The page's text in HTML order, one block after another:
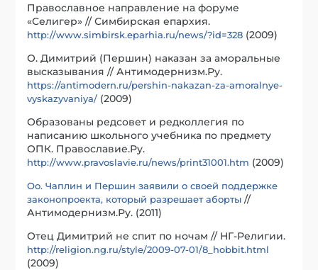
Православное направление на форуме
«Селигер» // Симбирская епархия.
http://www.simbirsk.eparhia.ru/news/?id=328 (2009)
О. Димитрий (Першин) наказан за аморальные
высказывания // Антимодернизм.Ру.
https://antimodern.ru/pershin-nakazan-za-amoralnye-
vyskazyvaniya/ (2009)
Образованы редсовет и редколлегия по
написанию школьного учебника по предмету
ОПК. Православие.Ру.
http://www.pravoslavie.ru/news/print31001.htm (2009)
Оо. Чаплин и Першин заявили о своей поддержке
законопроекта, который разрешает аборты //
Антимодернизм.Ру. (2011)
Отец Димитрий не спит по ночам // НГ-Религии.
http://religion.ng.ru/style/2009-07-01/8_hobbit.html
(2009)